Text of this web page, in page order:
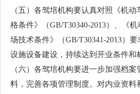
（五）各驾培机构要认真对照《机
格条件》（GB/T30340-2013）、《
场技术条件》（GB/T30341-2013）
设施设备建设，持续达到开业条件和
（六）各驾培机构要进一步加强档
料，完善各项管理制度。对内业资料